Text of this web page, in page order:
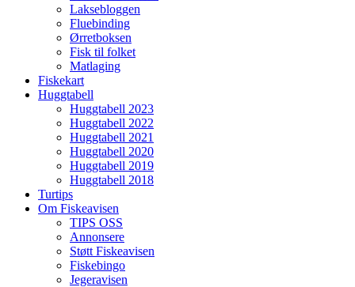
Laksebloggen
Fluebinding
Ørretboksen
Fisk til folket
Matlaging
Fiskekart
Huggtabell
Huggtabell 2023
Huggtabell 2022
Huggtabell 2021
Huggtabell 2020
Huggtabell 2019
Huggtabell 2018
Turtips
Om Fiskeavisen
TIPS OSS
Annonsere
Støtt Fiskeavisen
Fiskebingo
Jegeravisen